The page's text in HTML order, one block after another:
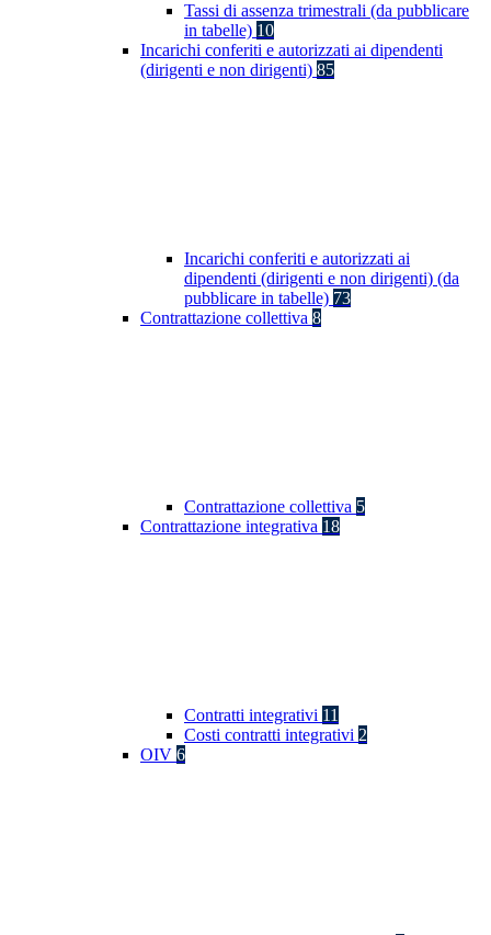
Tassi di assenza trimestrali (da pubblicare
in tabelle) 10
Incarichi conferiti e autorizzati ai dipendenti
(dirigenti e non dirigenti) 85
Incarichi conferiti e autorizzati ai
dipendenti (dirigenti e non dirigenti) (da
pubblicare in tabelle) 73
Contrattazione collettiva 8
Contrattazione collettiva 5
Contrattazione integrativa 18
Contratti integrativi 11
Costi contratti integrativi 2
OIV 6